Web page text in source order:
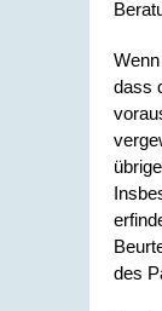
dass
des